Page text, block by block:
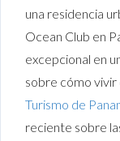
una residencia
Ocean Club en
excepcional en
sobre cómo vivir
Turismo de
reciente sobre